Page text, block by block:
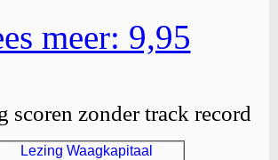
meer: 9,95
scoren zonder track record